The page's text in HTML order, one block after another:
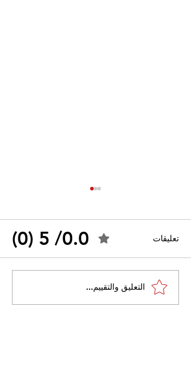
القضاء الإداري يقضي بحل
نقابة "كنابست"
تعليقات 0.0/ 5 (0)
التعليق والتقييم...